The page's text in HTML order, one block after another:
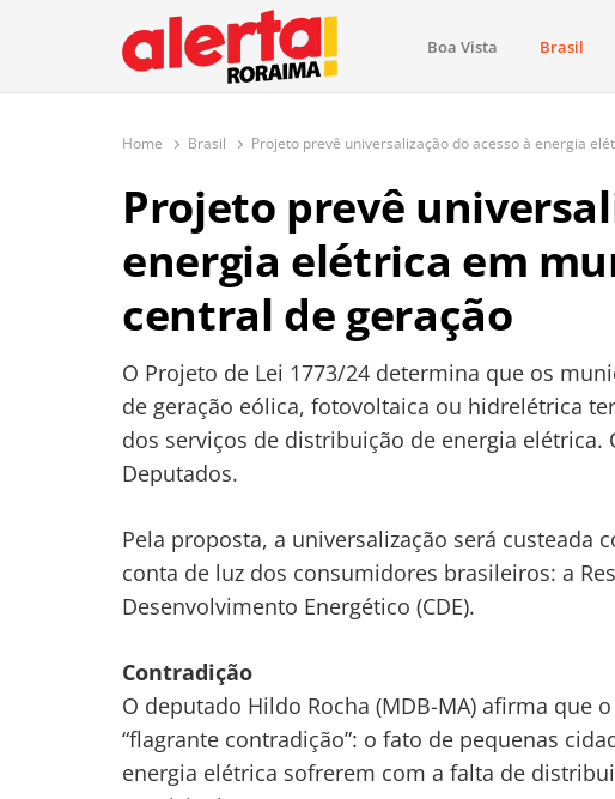
O maior portal de notícias de Roraima
O Alerta Roraima é seu portal de notícias completo sobre política,
Boa Vista Brasil
Home Brasil Projeto prevê universalização do acesso à energia
Projeto prevê
energia elétrica em
central de geração
O Projeto de Lei 1773/24 determina que os
de geração eólica, fotovoltaica ou hidrelétrica
dos serviços de distribuição de energia elétrica.
Deputados.
Pela proposta, a universalização será custeada
conta de luz dos consumidores brasileiros: a
Desenvolvimento Energético (CDE).
Contradição
O deputado Hildo Rocha (MDB-MA) afirma que
“flagrante contradição”: o fato de pequenas
energia elétrica sofrerem com a falta de